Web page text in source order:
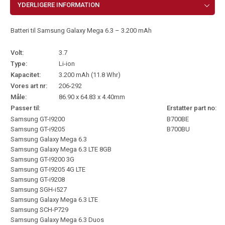
YDERLIGERE INFORMATION
Batteri til Samsung Galaxy Mega 6.3 – 3.200 mAh
Volt:
3.7
Type:
Li-ion
Kapacitet:
3.200 mAh (11.8 Whr)
Vores art nr:
206-292
Måle:
86.90 x 64.83 x 4.40mm
Passer til:
Erstatter part no:
Samsung GT-I9200
Samsung GT-i9205
Samsung Galaxy Mega 6.3
Samsung Galaxy Mega 6.3 LTE 8GB
Samsung GT-I9200 3G
Samsung GT-I9205 4G LTE
Samsung GT-i9208
Samsung SGH-i527
Samsung Galaxy Mega 6.3 LTE
Samsung SCH-P729
Samsung Galaxy Mega 6.3 Duos
B700BE
B700BU